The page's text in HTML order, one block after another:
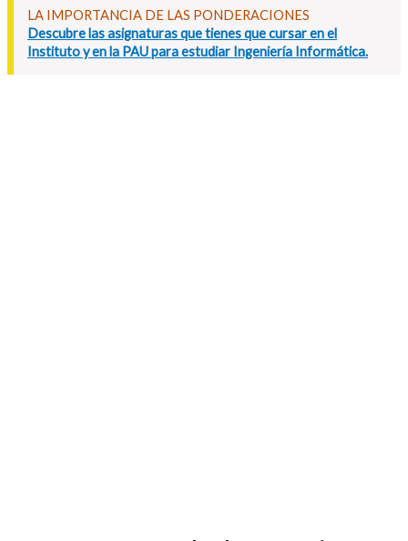
LA IMPORTANCIA DE LAS PONDERACIONES
Descubre las asignaturas que tienes que cursar en el
Instituto y en la PAU para estudiar Ingeniería Informática.